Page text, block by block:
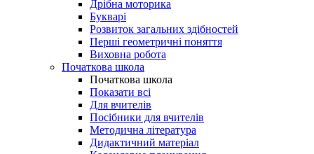
Дрібна моторика
Букварі
Розвиток загальних здібностей
Перші геометричні поняття
Виховна робота
Початкова школа
Початкова школа
Показати всі
Для вчителів
Посібники для вчителів
Методична література
Дидактичний матеріал